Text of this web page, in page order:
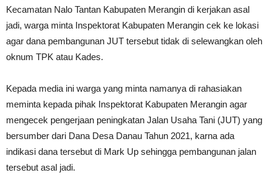
Kecamatan Nalo Tantan Kabupaten Merangin di kerjakan asal
jadi, warga minta Inspektorat Kabupaten Merangin cek ke lokasi
agar dana pembangunan JUT tersebut tidak di selewangkan oleh
oknum TPK atau Kades.
Kepada media ini warga yang minta namanya di rahasiakan
meminta kepada pihak Inspektorat Kabupaten Merangin agar
mengecek pengerjaan peningkatan Jalan Usaha Tani (JUT) yang
bersumber dari Dana Desa Danau Tahun 2021, karna ada
indikasi dana tersebut di Mark Up sehingga pembangunan jalan
tersebut asal jadi.